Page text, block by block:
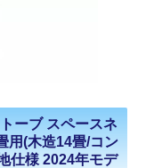
ーブ スペースネ
用(木造14畳/コン
仕様 2024年モデ